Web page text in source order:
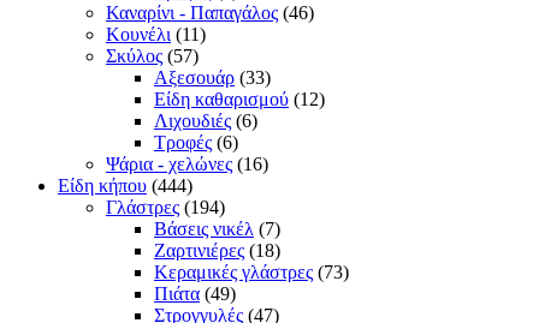
Καναρίνι - Παπαγάλος (46)
Κουνέλι (11)
Σκύλος (57)
Αξεσουάρ (33)
Είδη καθαρισμού (12)
Λιχουδιές (6)
Τροφές (6)
Ψάρια - χελώνες (16)
Είδη κήπου (444)
Γλάστρες (194)
Βάσεις νικέλ (7)
Ζαρτινιέρες (18)
Κεραμικές γλάστρες (73)
Πιάτα (49)
Στρογγυλές (47)